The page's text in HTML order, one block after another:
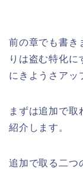
前の章でも書き
りは盗む特化に
にきようさアッ
まずは追加で取
紹介します。
追加で取る二つ